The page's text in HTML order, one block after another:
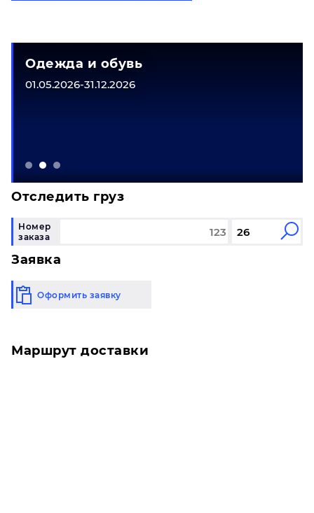
Одежда и обувь
01.05.2026-31.12.2026
Отследить груз
Номер
заказа
Заявка
Оформить заявку
Маршрут доставки